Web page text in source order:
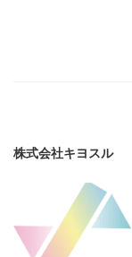
株式会社キヨスル